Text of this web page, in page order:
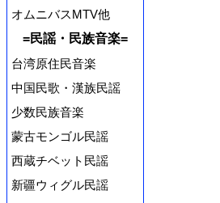
オムニバスMTV他
=民謡・民族音楽=
台湾原住民音楽
中国民歌・漢族民謡
少数民族音楽
蒙古モンゴル民謡
西蔵チベット民謡
新疆ウィグル民謡